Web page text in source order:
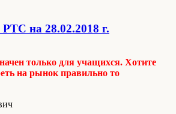
на 28.02.2018 г.
только для учащихся. Хотите
на рынок правильно то